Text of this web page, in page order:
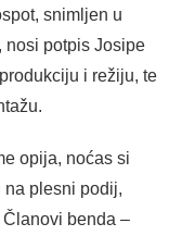
snimljen u
nosi potpis Josipe
i režiju, te
opija, noćas si
na plesni podij,
benda –